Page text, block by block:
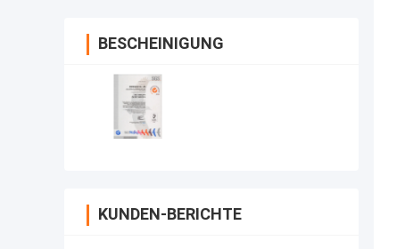
BESCHEINIGUNG
KUNDEN-BERICHTE